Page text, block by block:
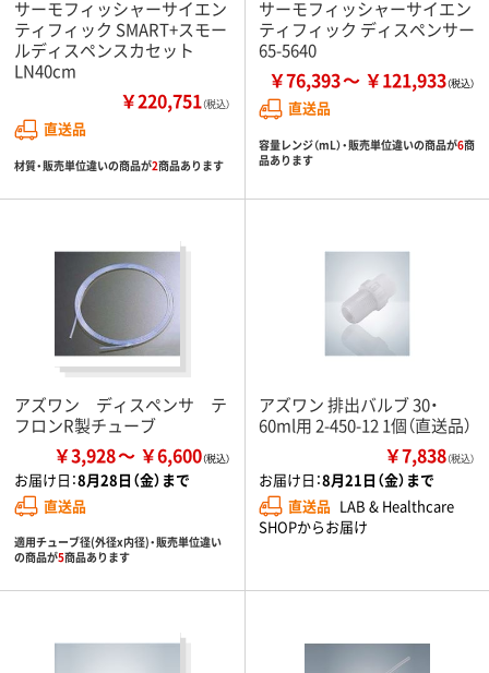
サーモフィッシャーサイエン
ティフィック SMART+スモー
ルディスペンスカセット
LN40cm
￥220,751（税込）
直送品
材質・販売単位違いの商品が2商品あります
サーモフィッシャーサイエン
ティフィック ディスペンサー
65-5640
￥76,393 ￥121,933
直送品
容量レンジ（mL）・販売単位違いの商品が6商
品あります
アズワン ディスペンサ テ
フロンR製チューブ
￥3,928 ￥6,600
お届け日：8月28日（金）まで
直送品
適用チューブ径(外径x内径)・販売単位違い
の商品が5商品あります
アズワン 排出バルブ 30・
60ml用 2-450-12 1個（直送品）
￥7,838（税込）
お届け日：8月21日（金）まで
直送品 LAB & Healthcare
SHOPからお届け